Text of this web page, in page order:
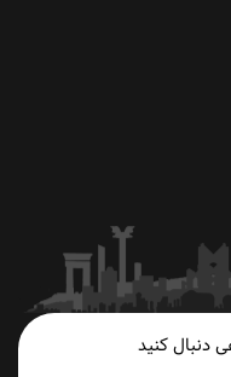
دنبال کنید